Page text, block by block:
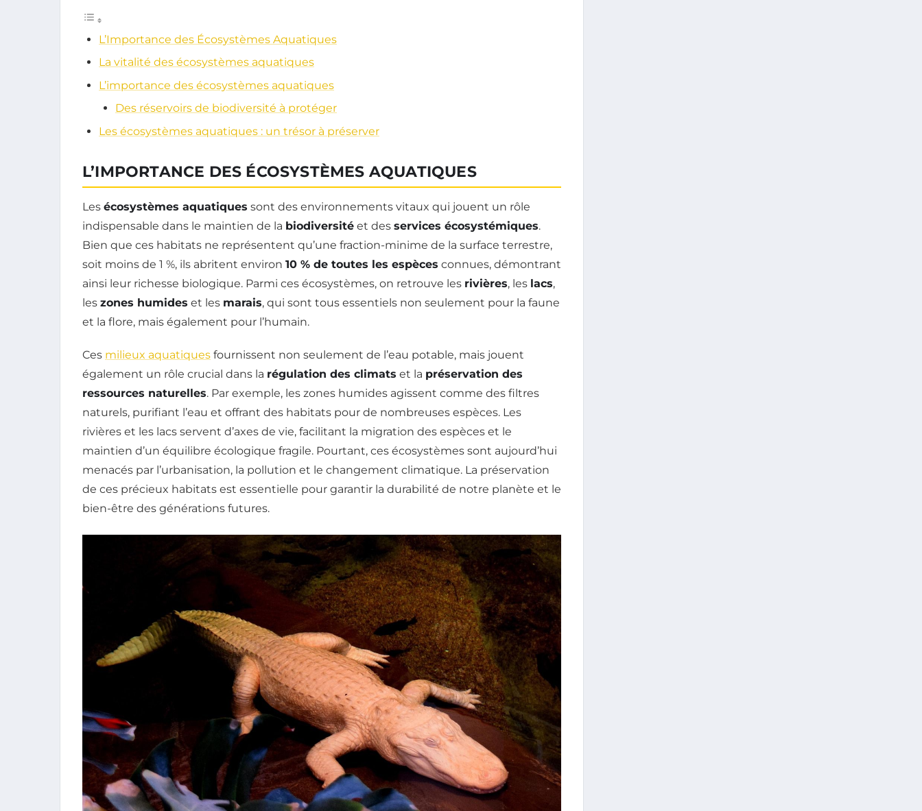
L’Importance des Écosystèmes Aquatiques
La vitalité des écosystèmes aquatiques
L’importance des écosystèmes aquatiques
Des réservoirs de biodiversité à protéger
Les écosystèmes aquatiques : un trésor à préserver
L’IMPORTANCE DES ÉCOSYSTÈMES AQUATIQUES
Les écosystèmes aquatiques sont des environnements vitaux qui jouent un rôle
indispensable dans le maintien de la biodiversité et des services écosystémiques.
Bien que ces habitats ne représentent qu’une fraction-minime de la surface terrestre,
soit moins de 1 %, ils abritent environ 10 % de toutes les espèces connues, démontrant
ainsi leur richesse biologique. Parmi ces écosystèmes, on retrouve les rivières, les lacs,
les zones humides et les marais, qui sont tous essentiels non seulement pour la faune
et la flore, mais également pour l’humain.
Ces milieux aquatiques fournissent non seulement de l’eau potable, mais jouent
également un rôle crucial dans la régulation des climats et la préservation des
ressources naturelles. Par exemple, les zones humides agissent comme des filtres
naturels, purifiant l’eau et offrant des habitats pour de nombreuses espèces. Les
rivières et les lacs servent d’axes de vie, facilitant la migration des espèces et le
maintien d’un équilibre écologique fragile. Pourtant, ces écosystèmes sont aujourd’hui
menacés par l’urbanisation, la pollution et le changement climatique. La préservation
de ces précieux habitats est essentielle pour garantir la durabilité de notre planète et le
bien-être des générations futures.